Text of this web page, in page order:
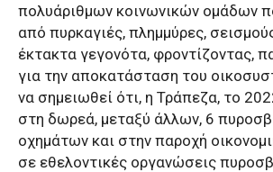
πολυάριθμων κοινωνικών ομάδων
από πυρκαγιές, πλημμύρες,
έκτακτα γεγονότα, φροντίζοντας,
για την αποκατάσταση του
να σημειωθεί ότι, η Τράπεζα, το
στη δωρεά, μεταξύ άλλων, 6
οχημάτων και στην παροχή
σε εθελοντικές οργανώσεις